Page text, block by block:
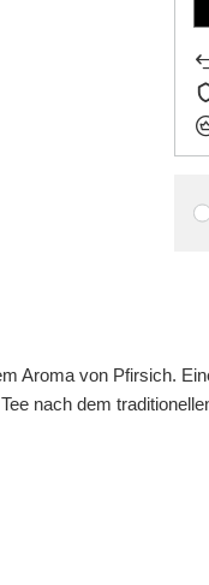
Aroma von Pfirsich.
nach dem